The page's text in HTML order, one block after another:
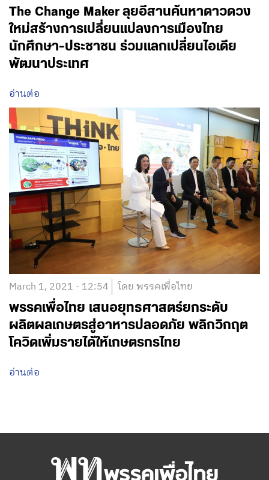
The Change Maker ลุยอีสานค้นหาดาวดวง
ใหม่สร้างการเปลี่ยนแปลงการเมืองไทย
นักศึกษา-ประชาชน ร่วมแลกเปลี่ยนไอเดีย
พัฒนาประเทศ
อ่านต่อ
March 1, 2021 - 12:54 โดย พรรคเพื่อไทย
พรรคเพื่อไทย เสนอยุทธศาสตร์ยกระดับ
ผลิตผลเกษตรสู่อาหารปลอดภัย พลิกวิกฤต
โควิดเพิ่มรายได้ให้เกษตรกรไทย
อ่านต่อ